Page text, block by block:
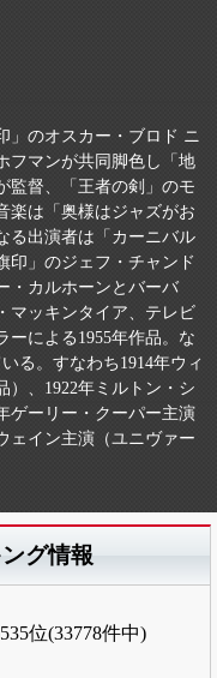
」のオスカー・ブロド ニ
フマンが共同脚色し「地
監督、「王者の剣」のモ
楽は「奥様はジャズがお
る出演者は「カーニバル
印」のジェフ・チャンド
・カルホーンとバーバ
マッキンタイア、テレビ
ーによる1955年作品。な
る。すなわち1914年ウィ
）、1922年ミルトン・シ
ゲーリー・クーパー主演
ェイン主演（ユニヴァー
グ情報
位(33778件中)